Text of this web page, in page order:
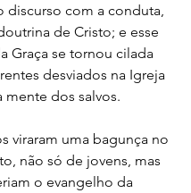
discurso com a conduta,
de Cristo; e esse
Graça se tornou cilada
desviados na Igreja
mente dos salvos.
viraram uma bagunça no
não só de jovens, mas
o evangelho da